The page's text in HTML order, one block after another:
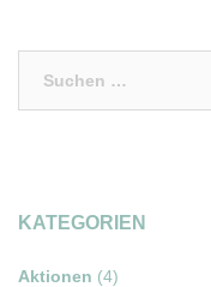
nach:
KATEGORIEN
Aktionen (4)